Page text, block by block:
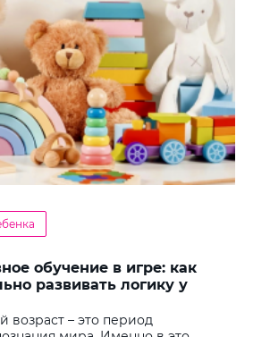
обучение в игре: как
развивать логику у
возраст – это период